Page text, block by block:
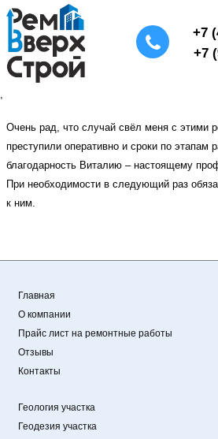
+7
+7
,
Очень рад, что случай свёл меня с этими
преступили оперативно и сроки по
благодарность Виталию – настоящему
При необходимости в следующий раз
к ним.
Главная
О компании
Прайс лист на ремонтные работы
Отзывы
Контакты
Геология участка
Геодезия участка